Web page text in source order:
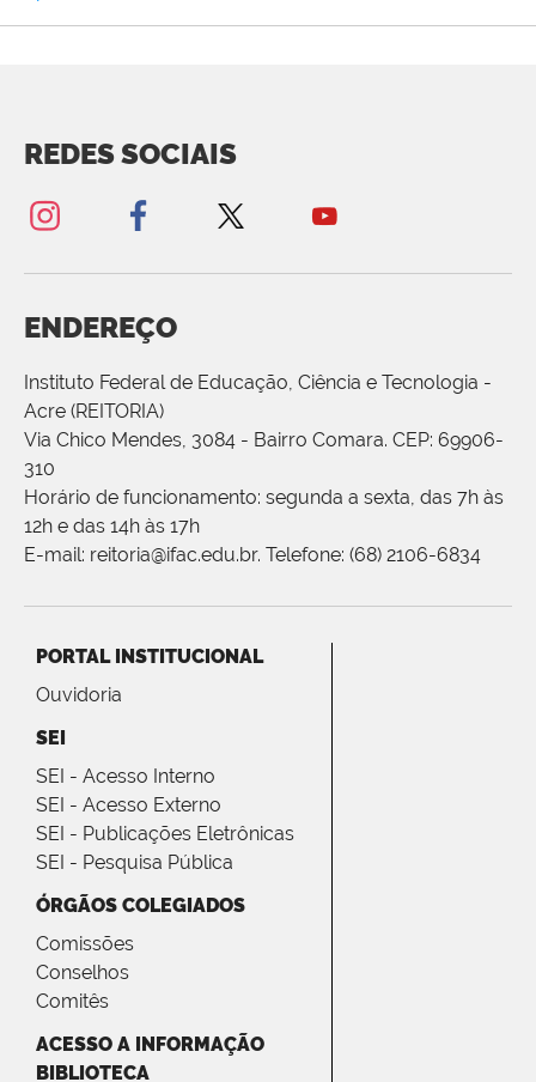
REDES SOCIAIS
ENDEREÇO
Instituto Federal de Educação, Ciência e Tecnologia -
Acre (REITORIA)
Via Chico Mendes, 3084 - Bairro Comara. CEP: 69906-
310
Horário de funcionamento: segunda a sexta, das 7h às
12h e das 14h às 17h
E-mail: reitoria@ifac.edu.br. Telefone: (68) 2106-6834
PORTAL INSTITUCIONAL
Ouvidoria
SEI
SEI - Acesso Interno
SEI - Acesso Externo
SEI - Publicações Eletrônicas
SEI - Pesquisa Pública
ÓRGÃOS COLEGIADOS
Comissões
Conselhos
Comitês
ACESSO A INFORMAÇÃO
BIBLIOTECA